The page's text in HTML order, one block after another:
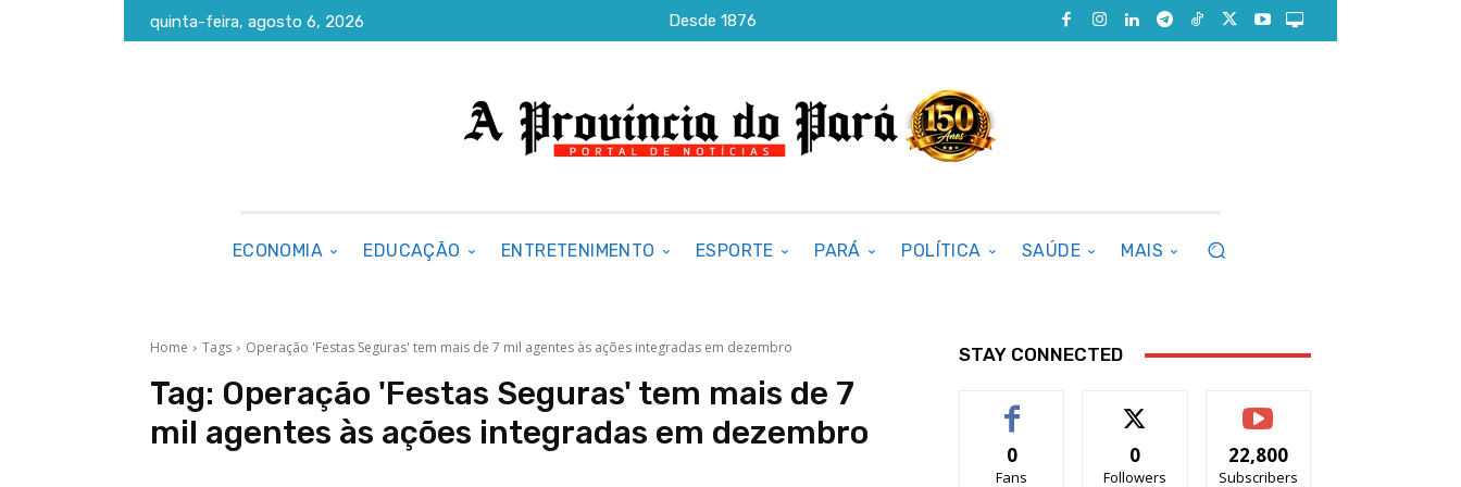
quinta-feira, agosto 6, 2026 Desde 1876
ECONOMIA EDUCAÇÃO ENTRETENIMENTO ESPORTE PARÁ POLÍTICA SAÚDE MAIS
Home Tags Operação 'Festas Seguras' tem mais de 7 mil agentes às ações integradas em dezembro
Tag: Operação 'Festas Seguras' tem mais de 7
mil agentes às ações integradas em dezembro
STAY CONNECTED
0
Fans
0
Followers
22,800
Subscribers